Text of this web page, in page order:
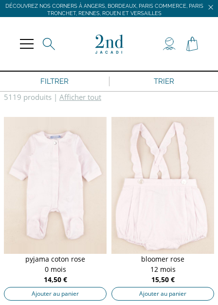
DÉCOUVREZ NOS CORNERS À ANGERS, BORDEAUX, PARIS COMMERCE, PARIS
TRONCHET, RENNES, ROUEN ET VERSAILLES
DÉCOUVREZ NOS CORNERS À ANGERS, BORDEAUX, PARIS COMMERCE, PARIS
TRONCHET, RENNES, ROUEN ET VERSAILLES
FILTRER TRIER
5119 produits | Afficher tout
pyjama coton rose
0 mois
14,50 €
Ajouter au panier
bloomer rose
12 mois
15,50 €
Ajouter au panier